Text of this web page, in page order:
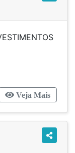
– 1977.
Veja Mais